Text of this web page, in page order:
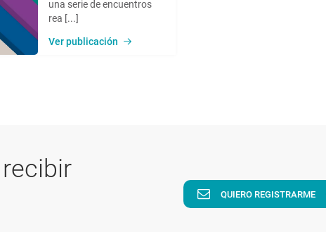
una serie de encuentros
rea [...]
Ver publicación
QUIERO REGISTRARME